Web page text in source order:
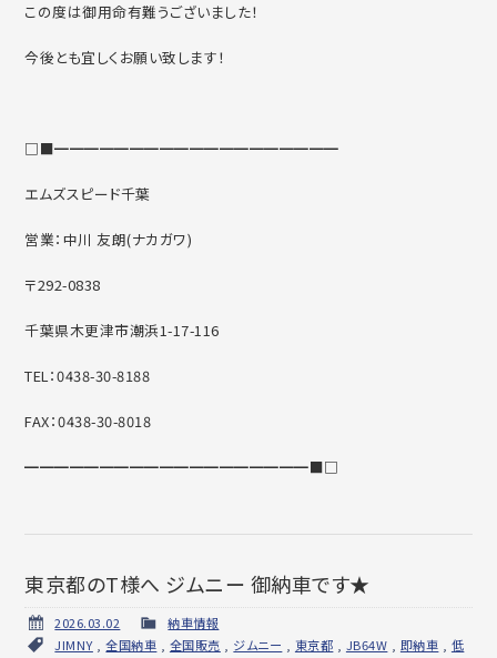
この度は御用命有難うございました！
今後とも宜しくお願い致します！
□■━━━━━━━━━━━━━━━━━━━
エムズスピード千葉
営業：中川 友朗(ナカガワ)
〒292-0838
千葉県木更津市潮浜1-17-116
TEL：0438-30-8188
FAX：0438-30-8018
━━━━━━━━━━━━━━━━━━━■□
東京都のT様へ ジムニー 御納車です★
2026.03.02
納車情報
JIMNY,全国納車 全国販売 ジムニー 東京都 JB64W 即納車
低